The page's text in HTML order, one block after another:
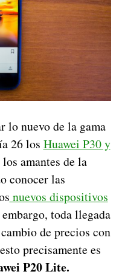
lo nuevo de la gama
26 los Huawei P30 y
amantes de la
conocer las
nuevos dispositivos
toda llegada
de precios con
precisamente es
P20 Lite.